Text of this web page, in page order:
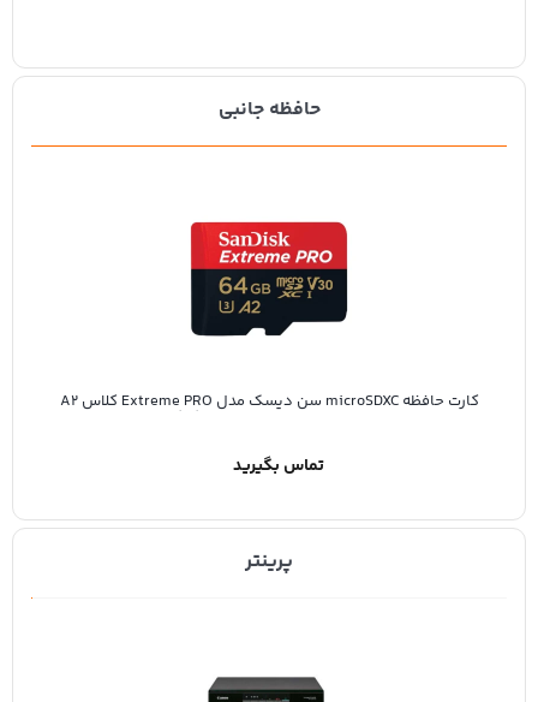
حافظه جانبی
کارت حافظه microSDXC سن دیسک مدل Extreme PRO کلاس A2
تماس بگیرید
پرینتر